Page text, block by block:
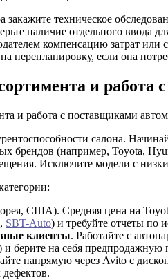
закажите техническое
наличие отдельного ввода
компенсацию затрат
перепланировку, если она
и работа
салона.
брендов (например, Toyota,
Исключите модели с
США). Средняя цена на
SBT-Auto) и требуйте отчеты по
клиенты. Работайте с
берите на себя предпродажную
напрямую через Avito с